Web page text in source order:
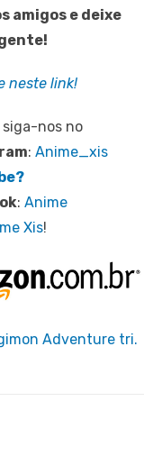
amigos e deixe
neste link!
siga-nos no
: Anime_xis
: Anime
Xis!
Adventure tri.